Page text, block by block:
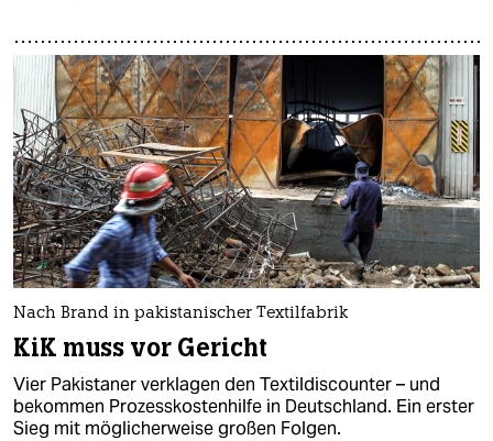
Nach Brand in pakistanischer Textilfabrik
KiK muss vor Gericht
Vier Pakistaner verklagen den Textildiscounter – und
bekommen Prozesskostenhilfe in Deutschland. Ein erster
Sieg mit möglicherweise großen Folgen.